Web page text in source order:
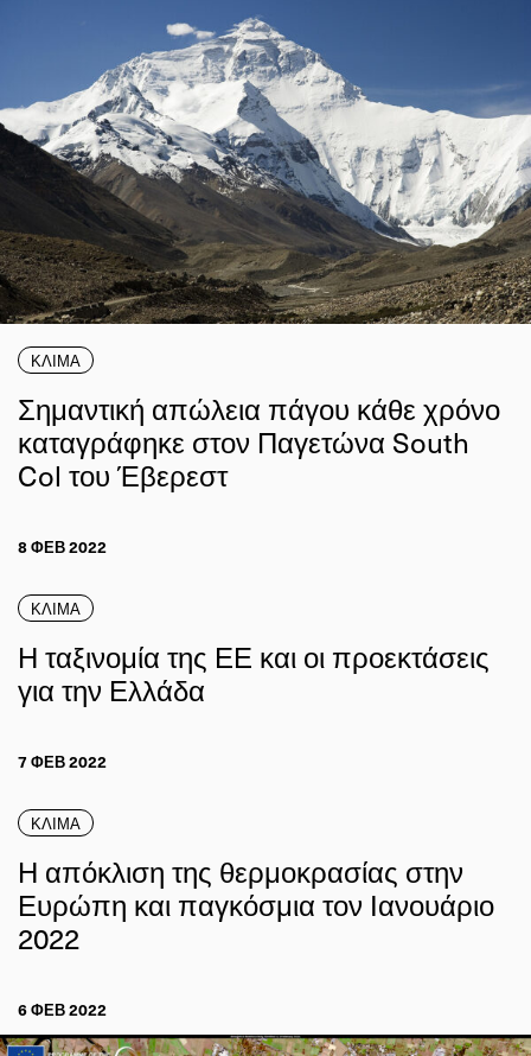
ΚΛΙΜΑ
Σημαντική απώλεια πάγου κάθε χρόνο
καταγράφηκε στον Παγετώνα South
Col του Έβερεστ
8 ΦΕΒ 2022
ΚΛΙΜΑ
Η ταξινομία της ΕΕ και οι προεκτάσεις
για την Ελλάδα
7 ΦΕΒ 2022
ΚΛΙΜΑ
Η απόκλιση της θερμοκρασίας στην
Ευρώπη και παγκόσμια τον Ιανουάριο
2022
6 ΦΕΒ 2022